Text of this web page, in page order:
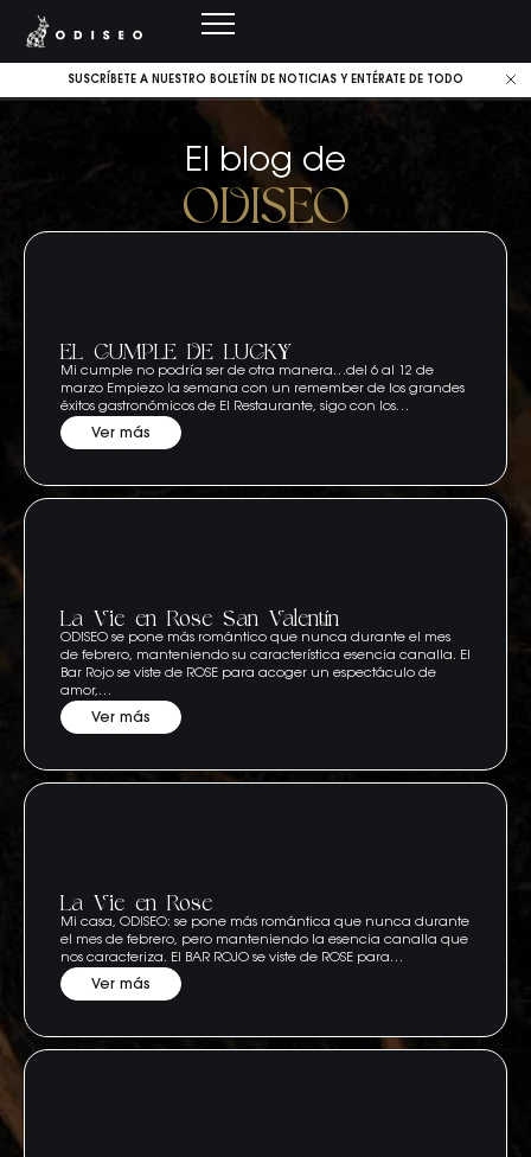
SUSCRÍBETE A NUESTRO BOLETÍN DE NOTICIAS Y ENTÉRATE DE TODO
El blog de
ODISEO
EL CUMPLE DE LUCKY
Mi cumple no podría ser de otra manera…del 6 al 12 de
marzo Empiezo la semana con un remember de los grandes
éxitos gastronómicos de El Restaurante, sigo con los…
Ver más
La Vie en Rose San Valentín
ODISEO se pone más romántico que nunca durante el mes
de febrero, manteniendo su característica esencia canalla. El
Bar Rojo se viste de ROSE para acoger un espectáculo de
amor,…
Ver más
La Vie en Rose
Mi casa, ODISEO: se pone más romántica que nunca durante
el mes de febrero, pero manteniendo la esencia canalla que
nos caracteriza. El BAR ROJO se viste de ROSE para…
Ver más